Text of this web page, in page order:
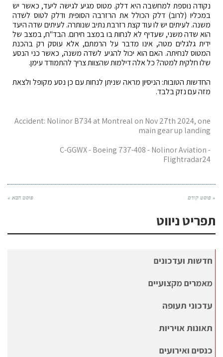
נקודה נוספת למחשבה היא דלק. מטוס מגיע לגישה ליעד, כאשר יש
במכליו (לרוב) דלק הכולל את הרזרבה הסופית ודלק לטוס לשדה
משנה. לעיתים יש לו עוד קצת רזרבת נתיב שנותרה. לעיתים שדה היעד
הוא שדה משני, שעדיף לא לנחות בו במצב חירום. הבד"ח, במצב של
ידית גלגלים מטה, אינו מדבר על הרמתם, אלא עוסק רק בהכנת
המטוס לנחיתה. האם הוא יכול להגיע לשדה משנה, כאשר כני הנסע
שלו חלקית למטה? כל אלה דילמות שהצוות צריך להתמודד עימן.
החדשות הטובות: הניסיון מראה שניתן לנחות עם כן נסע מקופל ולצאת
מזה עם נזק בלבד.
Accident: Nolinor B734 at Montreal on Nov 27th 2024, one
main gear up landing
C-GGWX - Boeing 737-408 - Nolinor Aviation -
Flightradar24
« פוסט קודם פוסט הבא »
תפריט ניווט
חדשות ועדכונים
מאמרים מקצועיים
עדכוני תעופה
תאונות אויריות
כנסים ואירועים